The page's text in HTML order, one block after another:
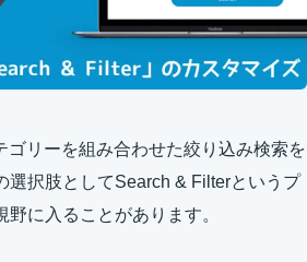
ゴリーを組み合わせた絞り込み検索を
選択肢としてSearch & Filterというプ
に入ることがあります。